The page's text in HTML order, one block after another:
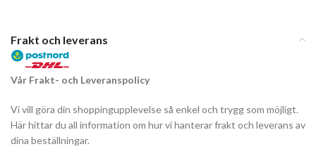
Frakt och leverans
Vår Frakt- och Leveranspolicy
Vi vill göra din shoppingupplevelse så enkel och trygg som möjligt.
Här hittar du all information om hur vi hanterar frakt och leverans av
dina beställningar.